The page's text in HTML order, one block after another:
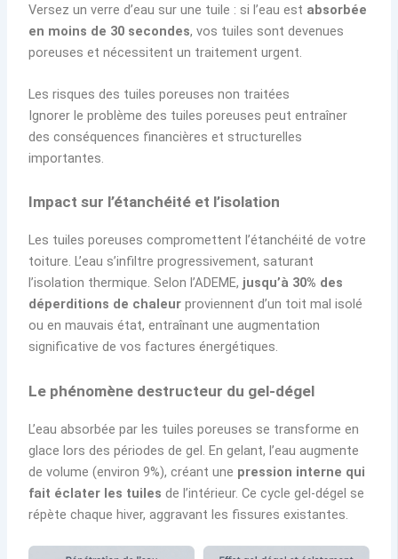
Versez un verre d’eau sur une tuile : si l’eau est absorbée
en moins de 30 secondes, vos tuiles sont devenues
poreuses et nécessitent un traitement urgent.
Les risques des tuiles poreuses non traitées
Ignorer le problème des tuiles poreuses peut entraîner
des conséquences financières et structurelles
importantes.
Impact sur l’étanchéité et l’isolation
Les tuiles poreuses compromettent l’étanchéité de votre
toiture. L’eau s’infiltre progressivement, saturant
l’isolation thermique. Selon l’ADEME, jusqu’à 30% des
déperditions de chaleur proviennent d’un toit mal isolé
ou en mauvais état, entraînant une augmentation
significative de vos factures énergétiques.
Le phénomène destructeur du gel-dégel
L’eau absorbée par les tuiles poreuses se transforme en
glace lors des périodes de gel. En gelant, l’eau augmente
de volume (environ 9%), créant une pression interne qui
fait éclater les tuiles de l’intérieur. Ce cycle gel-dégel se
répète chaque hiver, aggravant les fissures existantes.